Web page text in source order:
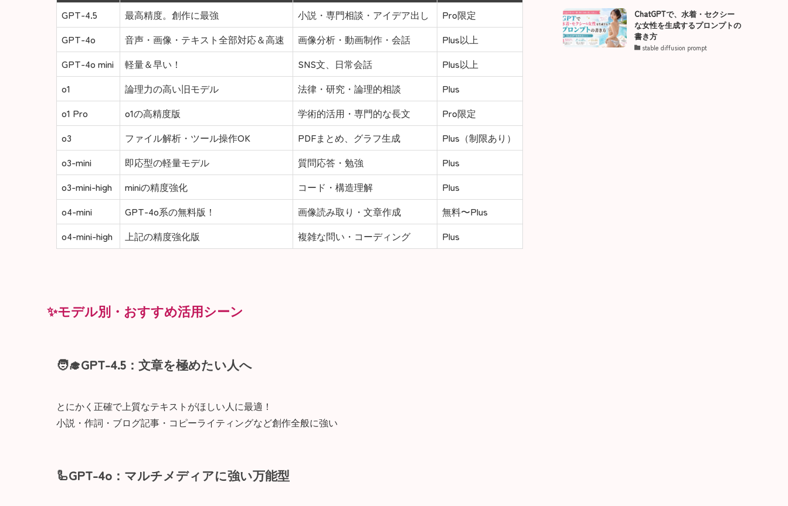
GPT-4.5
最高精度。創作に最強 小説・専門相談・アイデア出し
Pro限定
GPT-4o
音声・画像・テキスト全部対応＆高速 画像分析・動画制作・会話
Plus以上
GPT-4o mini
軽量＆早い！ SNS文、日常会話
Plus以上
o1
論理力の高い旧モデル 法律・研究・論理的相談
Plus
o1 Pro
o1の高精度版 学術的活用・専門的な長文
Pro限定
o3
ファイル解析・ツール操作OK PDFまとめ、グラフ生成
Plus（制限あり）
o3-mini
即応型の軽量モデル 質問応答・勉強
Plus
o3-mini-high
miniの精度強化 コード・構造理解
Plus
o4-mini
GPT-4o系の無料版！ 画像読み取り・文章作成
無料〜Plus
o4-mini-high
上記の精度強化版 複雑な問い・コーディング Plus
✨モデル別・おすすめ活用シーン
🧑‍🎓GPT-4.5：文章を極めたい人へ
とにかく正確で上質なテキストがほしい人に最適！
小説・作詞・ブログ記事・コピーライティングなど創作全般に強い
🦾GPT-4o：マルチメディアに強い万能型
ChatGPTで、水着・セクシー
な女性を生成するプロンプトの
書き方
stable diffusion prompt